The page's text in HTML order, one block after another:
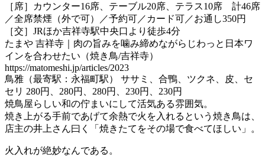
［席］カウンター16席、テーブル20席、テラス10席 計46席
／全席禁煙（外で可）／予約可／カード可／お通し350円
［交］JRほか吉祥寺駅中央口より徒歩4分
たまや 吉祥寺｜肉の旨みを噛み締めながらじわっと日本ワ
インを合わせたい（焼き鳥/吉祥寺）
https://matomeshi.jp/articles/2023
鳥雅（最寄駅：永福町駅） ササミ、合鴨、ツクネ、皮、セ
セリ 280円、280円、280円、230円、230円
焼鳥屋らしい和の佇まいにして活気ある雰囲気。
焼き上がる手前であげて余熱で火を入れるという焼き鳥は、
店主の井上さん曰く「焼きたてをその場で食べてほしい」。
火入れが絶妙なんである。